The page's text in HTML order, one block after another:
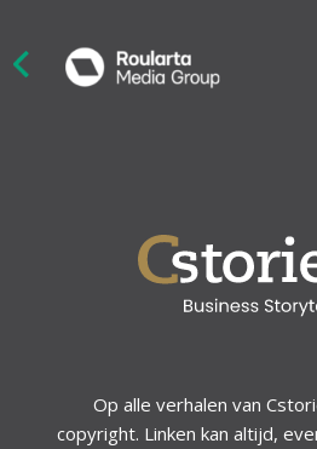
Op alle verhalen van
copyright. Linken kan altijd,